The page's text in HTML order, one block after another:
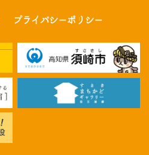
プライバシーポリシー